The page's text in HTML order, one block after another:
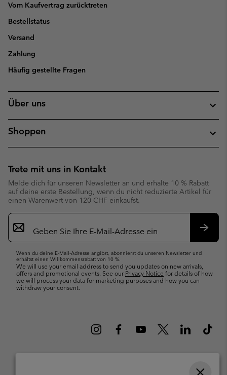
Vom Kaufvertrag zurücktreten
Bestellstatus
Versand
Zahlung
Häufig gestellte Fragen
Über uns
Shoppen
Trete mit uns in Kontakt
Melde dich für unseren Newsletter an und erhalte 10 % Rabatt
auf deine erste Bestellung, wenn du nicht reduzierte Artikel für
einen Warenwert von 120 CHF einkaufst.
Newsletter-
Anmeldung
Wenn du deine E-Mail-Adresse angibst, abonnierst du unseren Newsletter und
erhältst einen Willkommensrabatt von 10 %.
We will use your email address to send you updates on new arrivals,
offers and promotional events. See our Privacy Notice for details of how
we will process your data for marketing purposes and how you can
withdraw your consent.